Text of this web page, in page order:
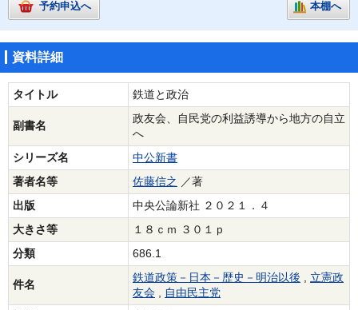
予約申込へ 本棚へ
資料詳細
タイトル 鉄道と政治
副書名
政友会、自民党の利益誘導から地方の自立
へ
シリーズ名
中公新書
著者名等
佐藤信之 ／著
出版
中央公論新社 ２０２１．４
大きさ等
１８ｃｍ ３０１ｐ
分類
686.1
件名
鉄道政策－日本－歴史－明治以後 , 立憲政
友会 , 自由民主党